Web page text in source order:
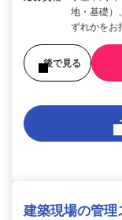
地・基礎）
ずれかをお
後で見る
建築現場の管理